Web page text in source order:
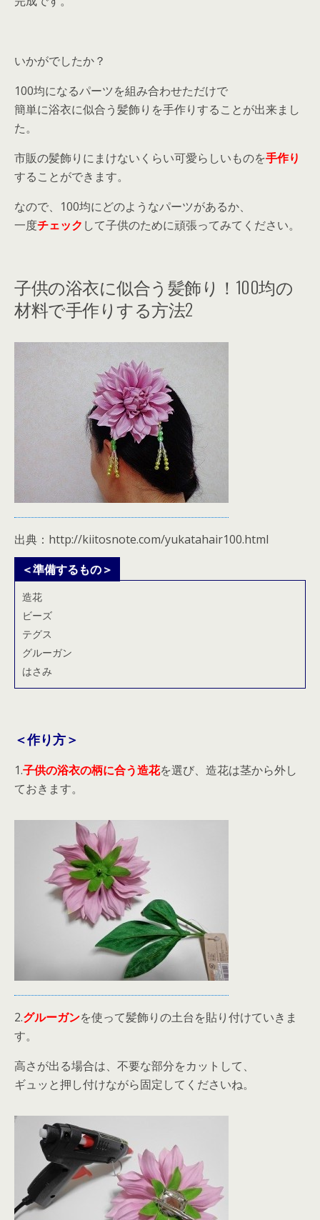
いかがでしたか？
100均になるパーツを組み合わせただけで
簡単に浴衣に似合う髪飾りを手作りすることが出来まし
た。
市販の髪飾りにまけないくらい可愛らしいものを手作り
することができます。
なので、100均にどのようなパーツがあるか、
一度チェック して子供のために頑張ってみてください。
子供の浴衣に似合う髪飾り！100均の
材料で手作りする方法2
出典：http://kiitosnote.com/yukatahair100.html
＜準備するもの＞
造花
ビーズ
テグス
グルーガン
はさみ
＜作り方＞
1.子供の浴衣の柄に合う造花を選び、造花は茎から外し
ておきます。
2.グルーガンを使って髪飾りの土台を貼り付けていきま
す。
高さが出る場合は、不要な部分をカットして、
ギュッと押し付けながら固定してくださいね。